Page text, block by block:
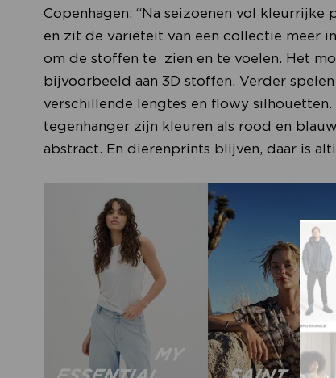
Copenhagen: “Na seizoenen vol
en zit de variëteit van een collectie meer
om de stoffen te zien en te voelen. Het
bijvoorbeeld aan 3D stoffen. Verder
verschillende lengtes en flowy
tegenhanger zijn kleuren als rood en
abstract. En dierenprints blijven, daar is